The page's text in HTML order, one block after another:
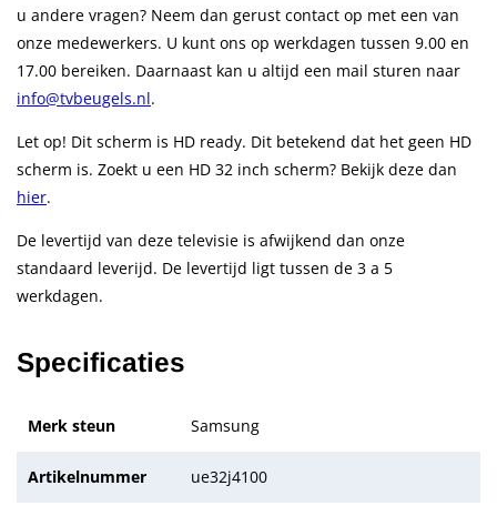
Specificaties
Merk steun Samsung
Artikelnummer ue32j4100
u andere vragen? Neem dan gerust contact op met een van
onze medewerkers. U kunt ons op werkdagen tussen 9.00 en
17.00 bereiken. Daarnaast kan u altijd een mail sturen naar
info@tvbeugels.nl.
Let op! Dit scherm is HD ready. Dit betekend dat het geen HD
scherm is. Zoekt u een HD 32 inch scherm? Bekijk deze dan
hier.
De levertijd van deze televisie is afwijkend dan onze
standaard leverijd. De levertijd ligt tussen de 3 a 5
werkdagen.